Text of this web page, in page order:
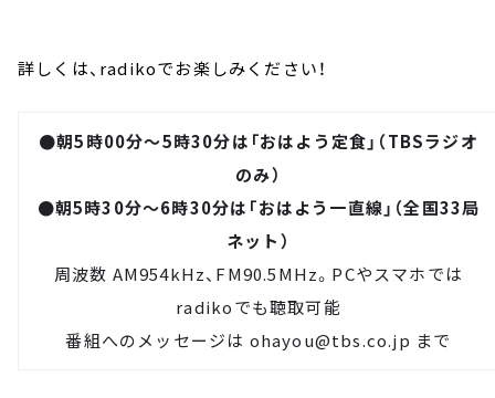
詳しくは、radikoでお楽しみください！
●朝5時00分～5時30分は「おはよう定食」（TBSラジオ
のみ）
●朝5時30分～6時30分は「おはよう一直線」（全国33局
ネット）
周波数 AM954kHz、FM90.5MHz。PCやスマホでは
radikoでも聴取可能
番組へのメッセージは ohayou@tbs.co.jp まで